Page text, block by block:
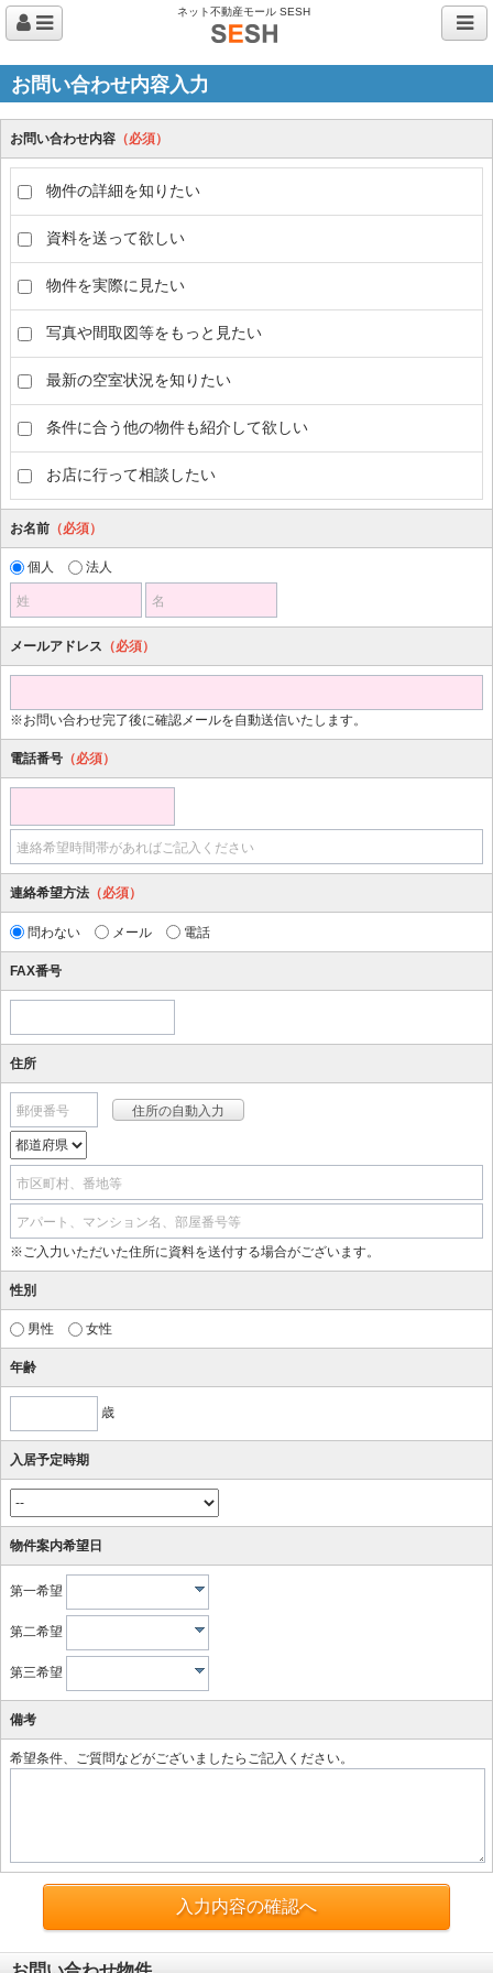
ネット不動産モール SESH
お問い合わせ内容入力
お問い合わせ内容 （必須）
物件の詳細を知りたい
資料を送って欲しい
物件を実際に見たい
写真や間取図等をもっと見たい
最新の空室状況を知りたい
条件に合う他の物件も紹介して欲しい
お店に行って相談したい
お名前 （必須）
個人 法人
姓 名
メールアドレス （必須）
※お問い合わせ完了後に確認メールを自動送信いたします。
電話番号 （必須）
連絡希望時間帯があればご記入ください
連絡希望方法 （必須）
問わない メール 電話
FAX番号
住所
郵便番号
市区町村、番地等
アパート、マンション名、部屋番号等
※ご入力いただいた住所に資料を送付する場合がございます。
性別
男性 女性
年齢
歳
入居予定時期
物件案内希望日
第一希望
第二希望
第三希望
備考
希望条件、ご質問などがございましたらご記入ください。
入力内容の確認へ